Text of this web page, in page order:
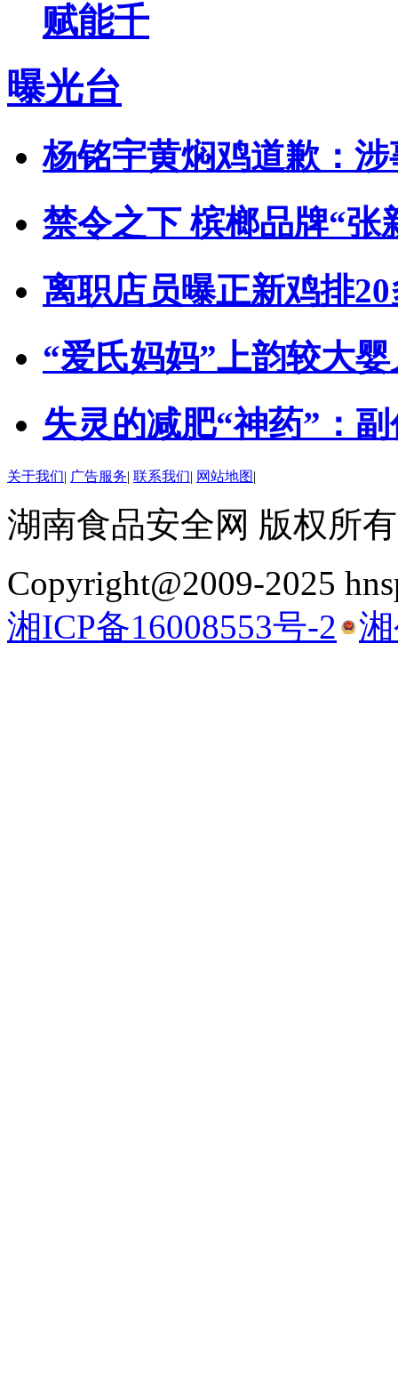
赋能千
曝光台
杨铭宇黄焖鸡道歉：
禁令之下 槟榔品牌“张
离职店员曝正新鸡排
“爱氏妈妈”上韵较大
失灵的减肥“神药”：
关于我们| 广告服务| 联系我们| 网站地图|
湖南食品安全网 版权所
Copyright@2009-2025
湘ICP备16008553号-2